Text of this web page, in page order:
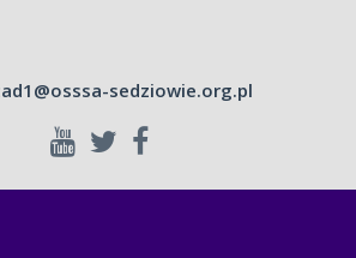
sedziowie.org.pl